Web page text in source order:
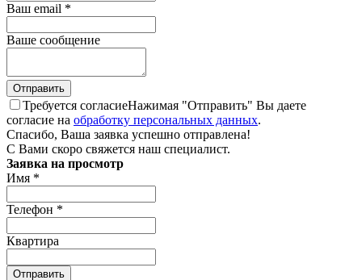
Ваш email *
Ваше сообщение
Требуется согласиеНажимая "Отправить" Вы даете
согласие на обработку персональных данных.
Спасибо, Ваша заявка успешно отправлена!
С Вами скоро свяжется наш специалист.
Заявка на просмотр
Имя *
Телефон *
Квартира